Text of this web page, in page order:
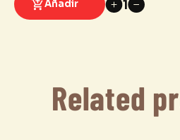
Añadir 1
Related